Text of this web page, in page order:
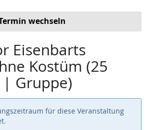
wechseln
Eisenbarts
Kostüm (25
| Gruppe)
für diese Veranstaltung